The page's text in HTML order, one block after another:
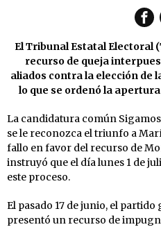
El Tribunal Estatal Electoral
recurso de queja
aliados contra la elección de
lo que se ordenó la
La candidatura común
se le reconozca el triunfo a
fallo en favor del recurso de
instruyó que el día lunes 1 de
este proceso.
El pasado 17 de junio, el
presentó un recurso de